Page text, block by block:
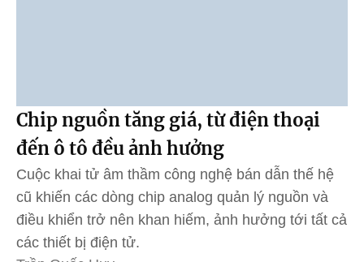
Chip nguồn tăng giá, từ điện thoại
đến ô tô đều ảnh hưởng
Cuộc khai tử âm thầm công nghệ bán dẫn thế hệ
cũ khiến các dòng chip analog quản lý nguồn và
điều khiển trở nên khan hiếm, ảnh hưởng tới tất cả
các thiết bị điện tử.